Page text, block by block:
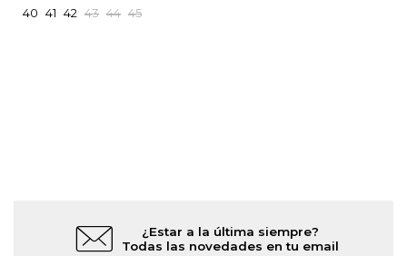
40 41 42 43 44 45
¿Estar a la última siempre?
Todas las novedades en tu email